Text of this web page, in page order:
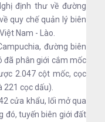
định thư về đường
quy chế quản lý biên
Nam - Lào.
đường biên
đã phân giới cắm mốc
2.047 cột mốc, cọc
cọc dấu).
cửa khẩu, lối mở qua
đó, tuyến biên giới đất